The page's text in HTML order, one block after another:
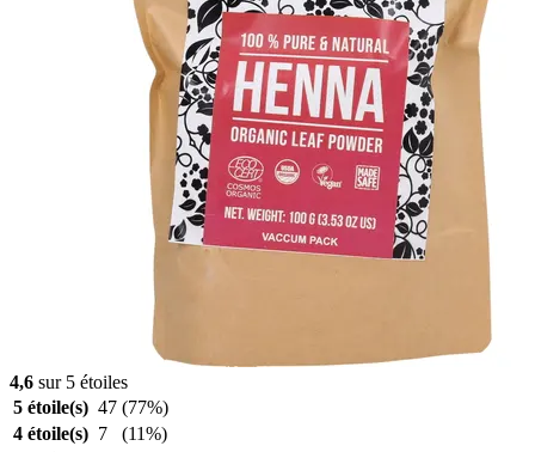
4,6 sur 5 étoiles
5 étoile(s) 47 (77%)
4 étoile(s) 7
(11%)